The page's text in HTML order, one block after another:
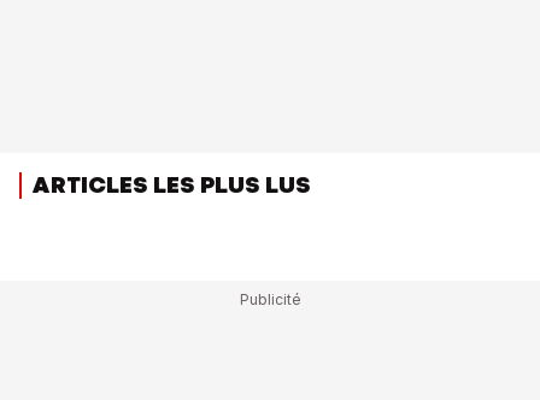
ARTICLES LES PLUS LUS